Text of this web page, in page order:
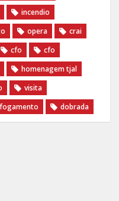
incendio
opera
crai
cfo
cfo
homenagem tjal
visita
dobrada